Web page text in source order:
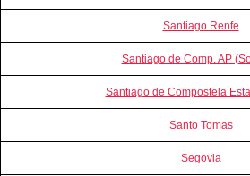
Santiago Renfe
Santiago de Comp. AP
Santiago de Compostela
Santo Tomas
Segovia